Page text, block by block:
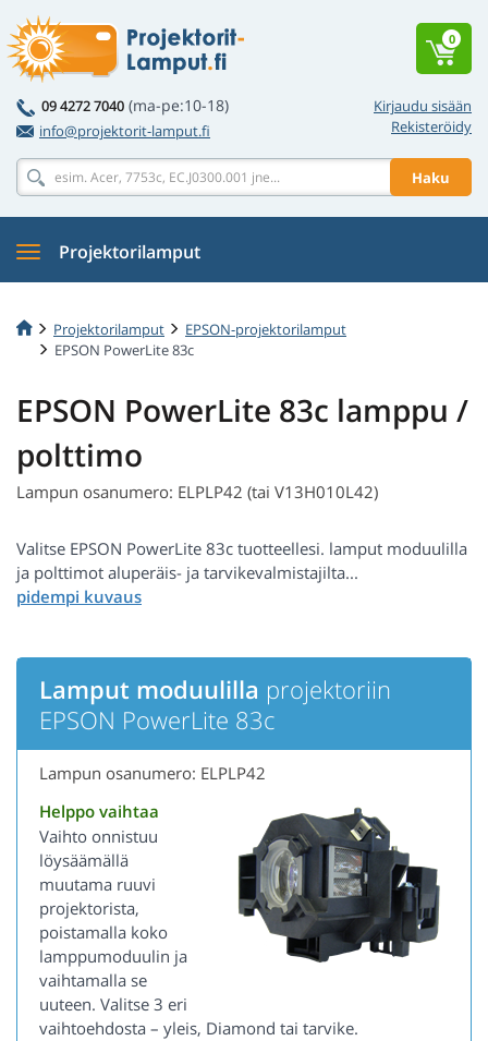
Kirjaudu sisään
Rekisteröidy
09 4272 7040 (ma-pe:10-18)
info@projektorit-lamput.fi
Haku
0
Projektorilamput
Projektorilamput
EPSON-projektorilamput
EPSON PowerLite 83c
EPSON PowerLite 83c lamppu /
polttimo
Lampun osanumero: ELPLP42 (tai V13H010L42)
Valitse EPSON PowerLite 83c tuotteellesi. lamput moduulilla
ja polttimot aluperäis- ja tarvikevalmistajilta...
Lamput moduulilla projektoriin
EPSON PowerLite 83c
Lampun osanumero: ELPLP42
Helppo vaihtaa
Vaihto onnistuu
löysäämällä
muutama ruuvi
projektorista,
poistamalla koko
lamppumoduulin ja
vaihtamalla se
uuteen. Valitse 3 eri
vaihtoehdosta – yleis, Diamond tai tarvike.